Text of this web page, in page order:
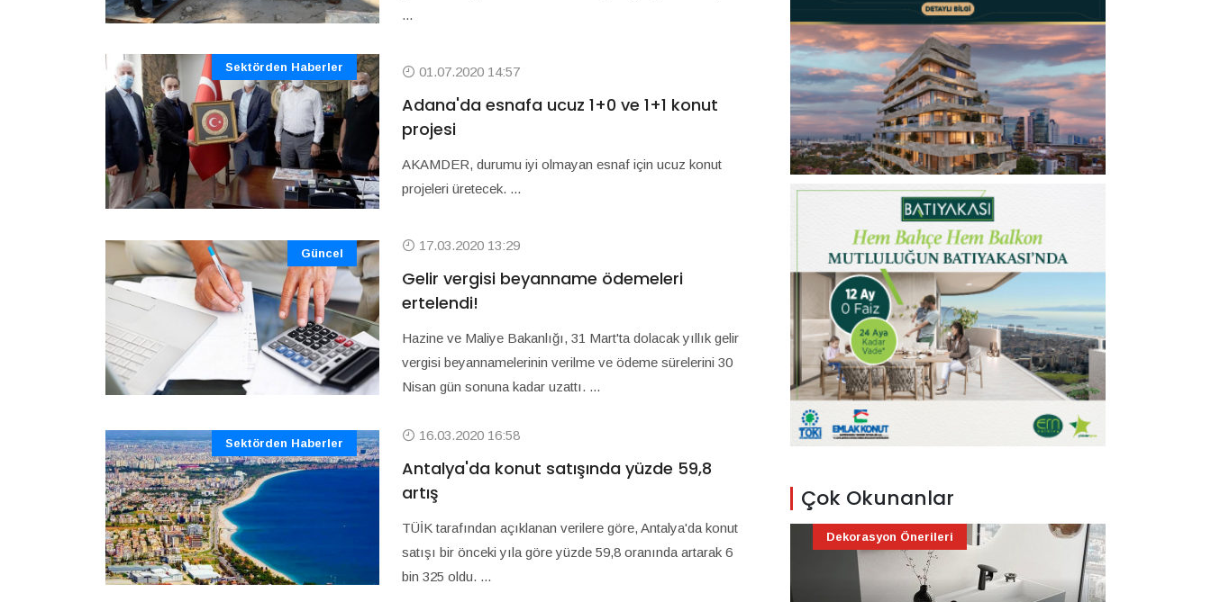
...
Sektörden Haberler 01.07.2020 14:57
Adana'da esnafa ucuz 1+0 ve 1+1 konut
projesi
AKAMDER, durumu iyi olmayan esnaf için ucuz konut
projeleri üretecek. ...
Güncel 17.03.2020 13:29
Gelir vergisi beyanname ödemeleri
ertelendi!
Hazine ve Maliye Bakanlığı, 31 Mart'ta dolacak yıllık gelir
vergisi beyannamelerinin verilme ve ödeme sürelerini 30
Nisan gün sonuna kadar uzattı. ...
Sektörden Haberler 16.03.2020 16:58
Antalya'da konut satışında yüzde 59,8
artış
TÜİK tarafından açıklanan verilere göre, Antalya'da konut
satışı bir önceki yıla göre yüzde 59,8 oranında artarak 6
bin 325 oldu. ...
Çok Okunanlar
Dekorasyon Önerileri